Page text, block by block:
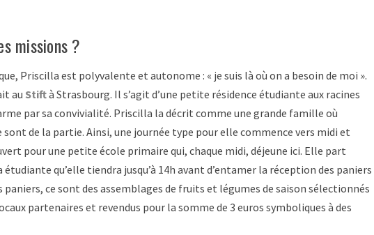
missions ?
Priscilla est polyvalente et autonome : « je suis là où on a besoin de moi ».
au Stiftà Strasbourg. Il s’agit d’une petite résidence étudiante aux racines
par sa convivialité. Priscilla la décrit comme une grande famille où
de la partie. Ainsi, une journée type pour elle commence vers midi et
pour une petite école primaire qui, chaque midi, déjeune ici. Elle part
qu’elle tiendra jusqu’à 14h avant d’entamer la réception des paniers
paniers, ce sont des assemblages de fruits et légumes de saison sélectionnés
partenaires et revendus pour la somme de 3 euros symboliques à des